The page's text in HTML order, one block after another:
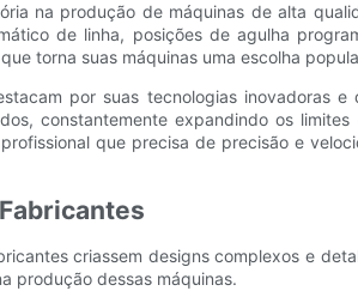
na produção de máquinas de alta
de linha, posições de agulha
torna suas máquinas uma escolha
por suas tecnologias inovadoras
constantemente expandindo os
que precisa de precisão e
criassem designs complexos e
produção dessas máquinas.